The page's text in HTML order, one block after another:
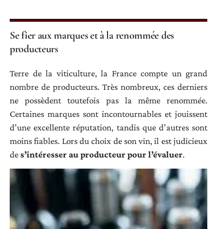
Se fier aux marques et à la renommée des
producteurs
Terre de la viticulture, la France compte un grand
nombre de producteurs. Très nombreux, ces derniers
ne possèdent toutefois pas la même renommée.
Certaines marques sont incontournables et jouissent
d’une excellente réputation, tandis que d’autres sont
moins fiables. Lors du choix de son vin, il est judicieux
des’intéresser au producteur pour l’évaluer.